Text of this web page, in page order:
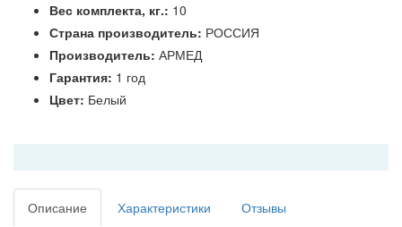
Вес комплекта, кг.: 10
Страна производитель: РОССИЯ
Производитель: АРМЕД
Гарантия: 1 год
Цвет: Белый
Описание Характеристики Отзывы